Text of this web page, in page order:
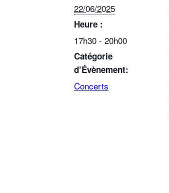
22/06/2025
Heure :
17h30 - 20h00
Catégorie
d’Évènement:
Concerts